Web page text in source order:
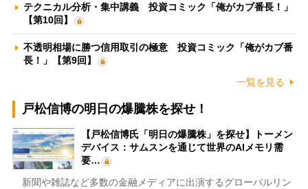
テクニカル分析・集中講義 投資コミック「俺がカブ番長！」
【第10回】
不透明相場に勝つ信用取引の極意 投資コミック「俺がカブ番
長！」【第9回】
一覧を見る
戸松信博の明日の爆騰株を探せ！
【戸松信博氏「明日の爆騰株」を探せ】トーメン
デバイス：サムスンを通じて世界のAIメモリ需
要…
新聞や雑誌など多数の金融メディアに出演するグローバルリン